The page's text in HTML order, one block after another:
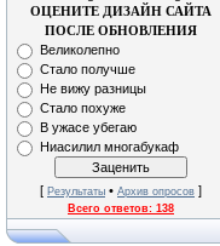
ОЦЕНИТЕ ДИЗАЙН САЙТА
ПОСЛЕ ОБНОВЛЕНИЯ
Великолепно
Стало получше
Не вижу разницы
Стало похуже
В ужасе убегаю
Ниасилил многабукаф
[ Результаты • Архив опросов ]
Всего ответов: 138